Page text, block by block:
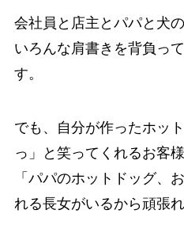
会社員と店主とパパと犬の
いろんな肩書きを背負っ
す。
でも、自分が作ったホッ
っ」と笑ってくれるお客様
「パパのホットドッグ、
れる長女がいるから頑張れ